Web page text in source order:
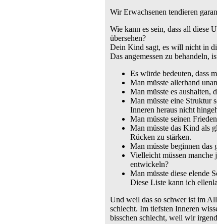
Wir Erwachsenen tendieren
Wie kann es sein, dass all diese
übersehen?
Dein Kind sagt, es will nicht in
Das angemessen zu behandeln,
Es würde bedeuten, dass
Man müsste allerhand
Man müsste es aushalten,
Man müsste eine Struktur
Inneren heraus nicht
Man müsste seinen
Man müsste das Kind als
Rücken zu stärken.
Man müsste beginnen das
Vielleicht müssen manche
entwickeln?
Man müsste diese elende
Diese Liste kann ich
Und weil das so schwer ist im
schlecht. Im tiefsten Inneren
bisschen schlecht, weil wir